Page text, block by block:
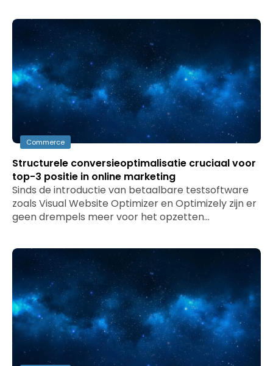
Commerce
Structurele conversieoptimalisatie cruciaal voor
top-3 positie in online marketing
Sinds de introductie van betaalbare testsoftware
zoals Visual Website Optimizer en Optimizely zijn er
geen drempels meer voor het opzetten…